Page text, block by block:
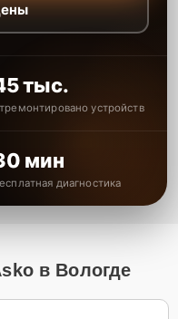
тыс.
устройств
мин
диагностика
в Вологде